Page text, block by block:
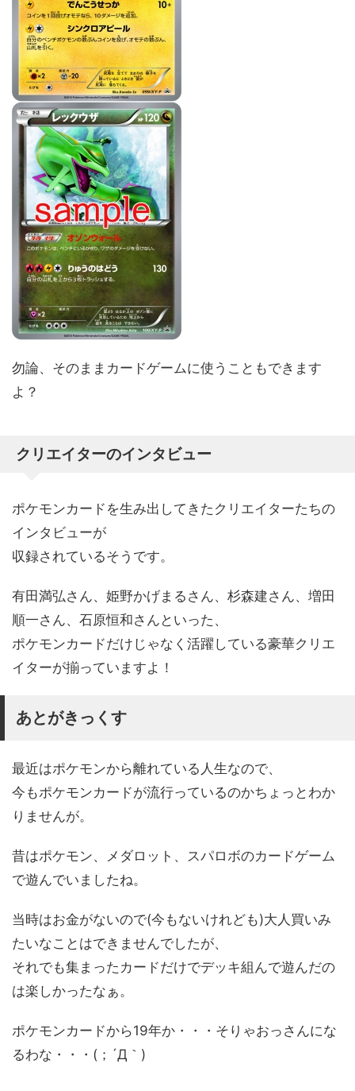
勿論、そのままカードゲームに使うこともできます
よ？
クリエイターのインタビュー
ポケモンカードを生み出してきたクリエイターたちの
インタビューが
収録されているそうです。
有田満弘さん、姫野かげまるさん、杉森建さん、増田
順一さん、石原恒和さんといった、
ポケモンカードだけじゃなく活躍している豪華クリエ
イターが揃っていますよ！
あとがきっくす
最近はポケモンから離れている人生なので、
今もポケモンカードが流行っているのかちょっとわか
りませんが。
昔はポケモン、メダロット、スパロボのカードゲーム
で遊んでいましたね。
当時はお金がないので(今もないけれども)大人買いみ
たいなことはできませんでしたが、
それでも集まったカードだけでデッキ組んで遊んだの
は楽しかったなぁ。
ポケモンカードから19年か・・・そりゃおっさんにな
るわな・・・(；´Д｀)